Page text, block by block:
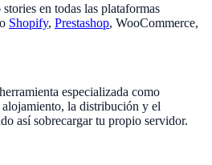
en todas las plataformas
Shopify, Prestashop, WooCommerce,
especializada como
la distribución y el
así sobrecargar tu propio servidor.